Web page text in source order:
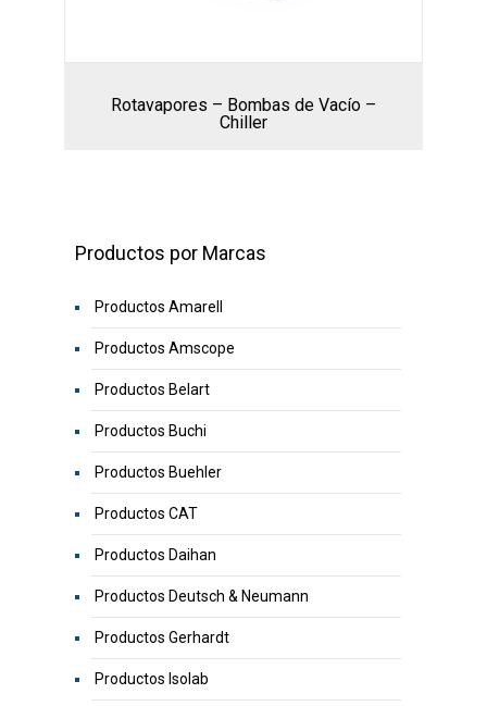
Rotavapores – Bombas de Vacío –
Chiller
Productos por Marcas
Productos Amarell
Productos Amscope
Productos Belart
Productos Buchi
Productos Buehler
Productos CAT
Productos Daihan
Productos Deutsch & Neumann
Productos Gerhardt
Productos Isolab